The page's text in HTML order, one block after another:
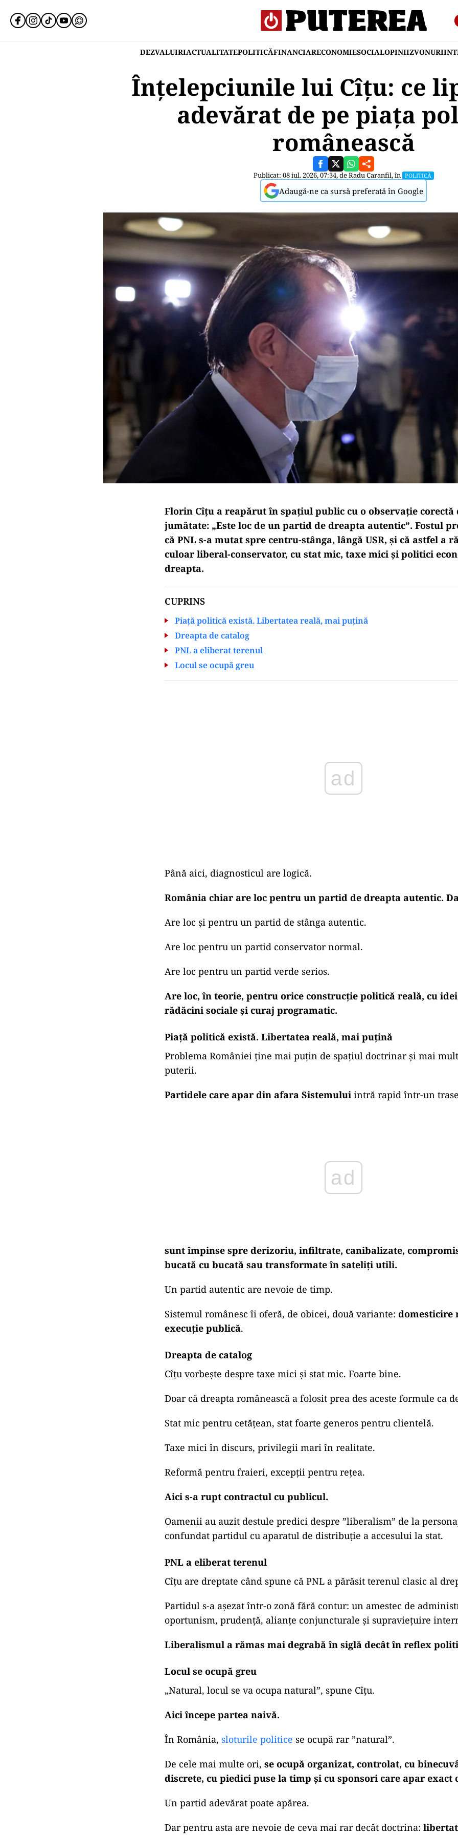
DEZVALUIRIACTUALITATEPOLITICĂFINANCIARECONOMIESOCIALOPINIIZVONURI
Înțelepciunile lui Cîțu: ce
adevărat de pe piața
românească
Publicat: 08 iul. 2026, 07:34, deRadu Caranfil, în POLITICĂ
Adaugă-ne ca sursă preferată în Google
Florin Cîțu a reapărut în spațiul public cu o observație corectă
jumătate: „Este loc de un partid de dreapta autentic”. Fostul
că PNL s-a mutat spre centru-stânga, lângă USR, și că astfel a
culoar liberal-conservator, cu stat mic, taxe mici și politici
dreapta.
CUPRINS
Piață politică există. Libertatea reală, mai puțină
Dreapta de catalog
PNL a eliberat terenul
Locul se ocupă greu
Până aici, diagnosticul are logică.
România chiar are loc pentru un partid de dreapta autentic.
Are loc și pentru un partid de stânga autentic.
Are loc pentru un partid conservator normal.
Are loc pentru un partid verde serios.
Are loc, în teorie, pentru orice construcție politică reală, cu
rădăcini sociale și curaj programatic.
Piață politică există. Libertatea reală, mai puțină
Problema României ține mai puțin de spațiul doctrinar și mai
puterii.
Partidele care apar din afara Sistemului intră rapid într-un
ad
sunt împinse spre derizoriu, infiltrate, canibalizate,
bucată cu bucată sau transformate în sateliți utili.
Un partid autentic are nevoie de timp.
Sistemul românesc îi oferă, de obicei, două variante: domesticire
execuție publică.
Dreapta de catalog
Cîțu vorbește despre taxe mici și stat mic. Foarte bine.
Doar că dreapta românească a folosit prea des aceste formule ca
Stat mic pentru cetățean, stat foarte generos pentru clientelă.
Taxe mici în discurs, privilegii mari în realitate.
Reformă pentru fraieri, excepții pentru rețea.
Aici s-a rupt contractul cu publicul.
Oamenii au auzit destule predici despre ”liberalism” de la
confundat partidul cu aparatul de distribuție a accesului la stat.
PNL a eliberat terenul
Cîțu are dreptate când spune că PNL a părăsit terenul clasic al
Partidul s-a așezat într-o zonă fără contur: un amestec de
oportunism, prudență, alianțe conjuncturale și supraviețuire
Liberalismul a rămas mai degrabă în siglă decât în reflex
Locul se ocupă greu
„Natural, locul se va ocupa natural”, spune Cîțu.
Aici începe partea naivă.
În România, sloturile politice se ocupă rar ”natural”.
De cele mai multe ori, se ocupă organizat, controlat, cu
discrete, cu piedici puse la timp și cu sponsori care apar exact
Un partid adevărat poate apărea.
Dar pentru asta are nevoie de ceva mai rar decât doctrina: